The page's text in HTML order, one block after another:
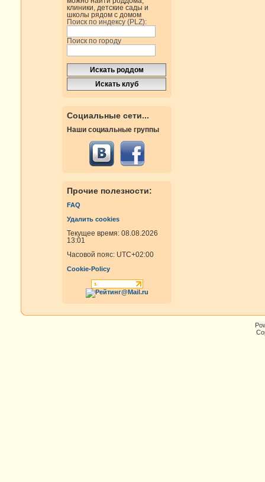
клиники, детские сады и
школы рядом с домом
Поиск по индексу (PLZ):
Поиск по городу
Социальные сети...
Наши социальные группы
Прочие полезности:
FAQ
Удалить cookies
Текущее время: 08.08.2026
13:01
Часовой пояс: UTC+02:00
Cookie-Policy